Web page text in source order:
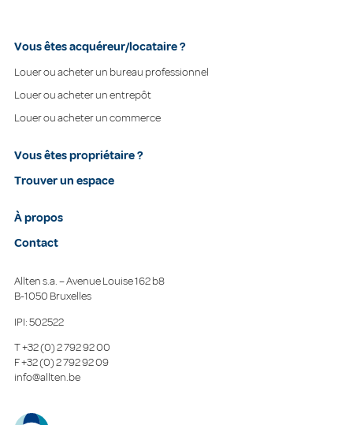
Vous êtes acquéreur/locataire ?
Louer ou acheter un bureau professionnel
Louer ou acheter un entrepôt
Louer ou acheter un commerce
Vous êtes propriétaire ?
Trouver un espace
À propos
Contact
Allten s.a. – Avenue Louise 162 b8
B-1050 Bruxelles
IPI: 502522
T+32 (0) 2 792 92 00
F+32 (0) 2 792 92 09
info@allten.be